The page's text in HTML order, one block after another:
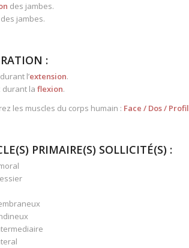
des jambes.
des jambes.
:
l’extension.
durant la flexion.
les muscles du corps humain : Face / Dos/ Profil
PRIMAIRE(S) SOLLICITÉ(S) :